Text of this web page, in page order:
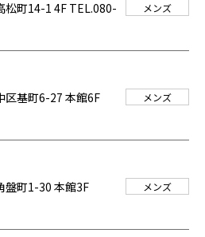
松町14-1 4F TEL.080-
メンズ
区基町6-27 本館6F
メンズ
盤町1-30 本館3F
メンズ